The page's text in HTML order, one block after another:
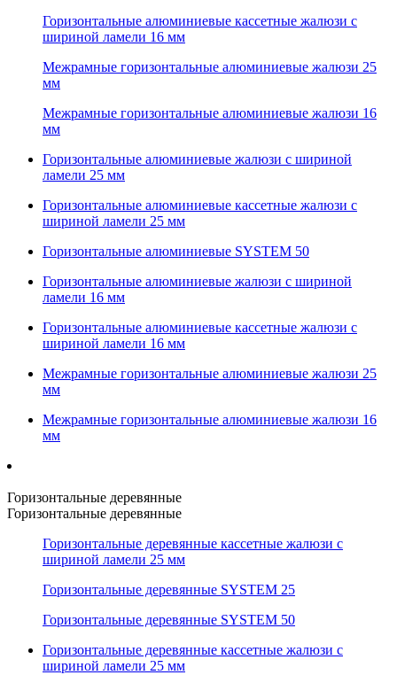
Горизонтальные алюминиевые кассетные жалюзи с
шириной ламели 16 мм
Межрамные горизонтальные алюминиевые жалюзи 25
мм
Межрамные горизонтальные алюминиевые жалюзи 16
мм
Горизонтальные алюминиевые жалюзи с шириной
ламели 25 мм
Горизонтальные алюминиевые кассетные жалюзи с
шириной ламели 25 мм
Горизонтальные алюминиевые SYSTEM 50
Горизонтальные алюминиевые жалюзи с шириной
ламели 16 мм
Горизонтальные алюминиевые кассетные жалюзи с
шириной ламели 16 мм
Межрамные горизонтальные алюминиевые жалюзи 25
мм
Межрамные горизонтальные алюминиевые жалюзи 16
мм
Горизонтальные деревянные
Горизонтальные деревянные
Горизонтальные деревянные кассетные жалюзи с
шириной ламели 25 мм
Горизонтальные деревянные SYSTEM 25
Горизонтальные деревянные SYSTEM 50
Горизонтальные деревянные кассетные жалюзи с
шириной ламели 25 мм